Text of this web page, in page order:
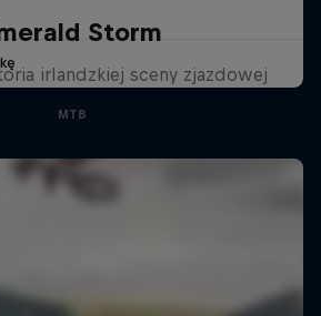
Storm
irlandzkiej sceny zjazdowej
MTB